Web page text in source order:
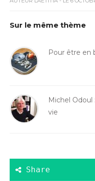
Sur le même thème
Pour être en
Michel
vie